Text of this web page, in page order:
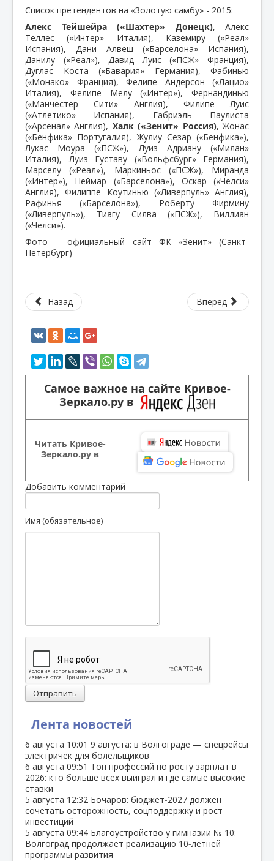
Лента новостей
6 августа 10:01 9 августа: в Волгограде — спецрейсы
электричек для болельщиков
6 августа 09:51 Топ профессий по росту зарплат в
2026: кто больше всех выиграл и где самые высокие
ставки
5 августа 12:32 Бочаров: бюджет‑2027 должен
сочетать осторожность, соцподдержку и рост
инвестиций
5 августа 09:44 Благоустройство у гимназии № 10:
Волгоград продолжает реализацию 10‑летней
программы развития
Список претендентов на «Золотую самбу» - 2015:
Алекс Тейшейра («Шахтер» Донецк), Алекс
Теллес («Интер» Италия), Каземиру («Реал»
Испания), Дани Алвеш («Барселона» Испания),
Данилу («Реал»), Давид Луис («ПСЖ» Франция),
Дуглас Коста («Бавария» Германия), Фабинью
(«Монако» Франция), Фелипе Андерсон («Лацио»
Италия), Фелипе Мелу («Интер»), Фернандинью
(«Манчестер Сити» Англия), Филипе Луис
(«Атлетико» Испания), Габриэль Паулиста
(«Арсенал» Англия), Халк («Зенит» Россия), Жонас
(«Бенфика» Португалия), Жулиу Сезар («Бенфика»),
Лукас Моура («ПСЖ»), Луиз Адриану («Милан»
Италия), Луиз Густаву («Вольфсбург» Германия),
Марселу («Реал»), Маркиньос («ПСЖ»), Миранда
(«Интер»), Неймар («Барселона»), Оскар («Челси»
Англия), Филиппе Коутинью («Ливерпуль» Англия),
Рафинья («Барселона»), Роберту Фирмину
(«Ливерпуль»), Тиагу Силва («ПСЖ»), Виллиан
(«Челси»).
Фото – официальный сайт ФК «Зенит» (Санкт-
Петербург)
Назад Вперед
Самое важное на сайте Кривое-
Зеркало.ру в
Читать Кривое-
Зеркало.ру в
Добавить комментарий
Имя (обязательное)
Отправить